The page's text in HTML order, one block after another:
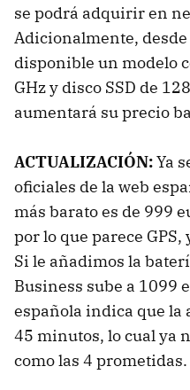
se podrá adquirir en
Adicionalmente,
disponible un modelo
GHz y disco SSD de
aumentará su precio
ACTUALIZACIÓN:Ya
oficiales de la web
más barato es de 999
por lo que parece GPS,
Si le añadimos la
Business sube a 1099
española indica que la
45 minutos, lo cual ya
como las 4 prometidas.